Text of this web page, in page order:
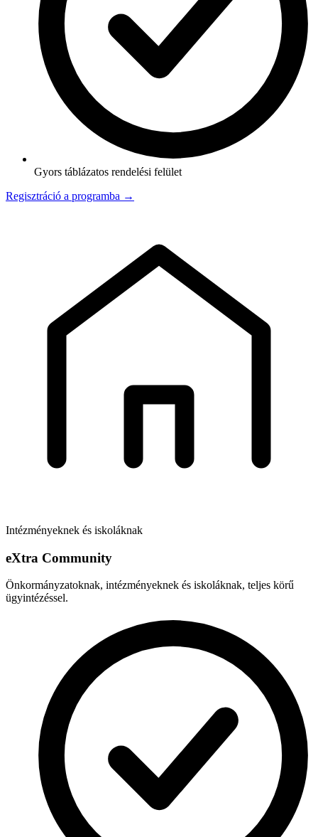
Gyors táblázatos rendelési felület
Regisztráció a programba →
Intézményeknek és iskoláknak
eXtra Community
Önkormányzatoknak, intézményeknek és iskoláknak, teljes körű
ügyintézéssel.